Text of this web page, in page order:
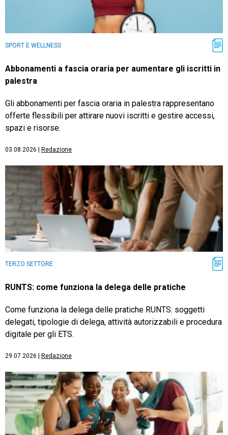
SPORT E WELLNESS
Abbonamenti a fascia oraria per aumentare gli iscritti in
palestra
Gli abbonamenti per fascia oraria in palestra rappresentano
offerte flessibili per attirare nuovi iscritti e gestire accessi,
spazi e risorse.
03.08.2026 Redazione
TERZO SETTORE
RUNTS: come funziona la delega delle pratiche
Come funziona la delega delle pratiche RUNTS: soggetti
delegati, tipologie di delega, attività autorizzabili e procedura
digitale per gli ETS.
29.07.2026 Redazione